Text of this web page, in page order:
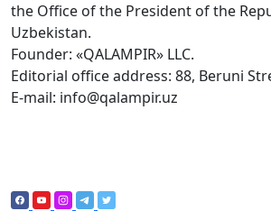
the Office of the President of the
Uzbekistan.
Founder: «QALAMPIR» LLC.
Editorial office address: 88, Beruni
E-mail: info@qalampir.uz